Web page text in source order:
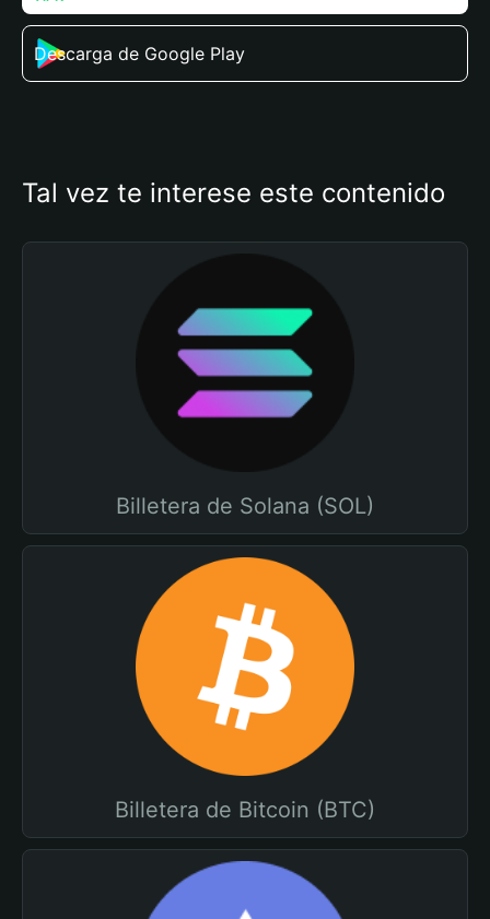
Descarga de Google Play
Tal vez te interese este contenido
Billetera de Solana (SOL)
Billetera de Bitcoin (BTC)